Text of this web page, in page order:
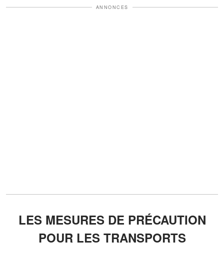
ANNONCES
LES MESURES DE PRÉCAUTION
POUR LES TRANSPORTS